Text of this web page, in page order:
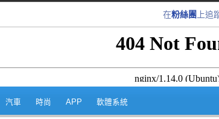
在粉絲團 上追
跳至內容區
汽車 時尚 APP 軟體系統